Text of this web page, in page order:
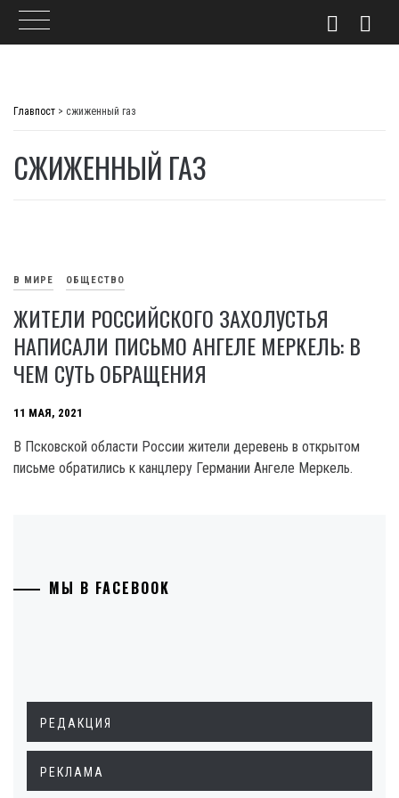
Главпост > сжиженный газ
СЖИЖЕННЫЙ ГАЗ
В МИРЕ ОБЩЕСТВО
ЖИТЕЛИ РОССИЙСКОГО ЗАХОЛУСТЬЯ
НАПИСАЛИ ПИСЬМО АНГЕЛЕ МЕРКЕЛЬ: В
ЧЕМ СУТЬ ОБРАЩЕНИЯ
11 МАЯ, 2021
В Псковской области России жители деревень в открытом
письме обратились к канцлеру Германии Ангеле Меркель.
МЫ В FACEBOOK
РЕДАКЦИЯ
РЕКЛАМА